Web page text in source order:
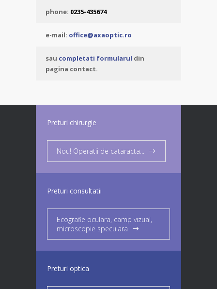
phone: 0235-435674
e-mail: office@axaoptic.ro
sau completati formularul din
pagina contact.
Preturi chirurgie
Nou! Operatii de cataracta...
Preturi consultatii
Ecografie oculara, camp vizual,
microscopie speculara
Preturi optica